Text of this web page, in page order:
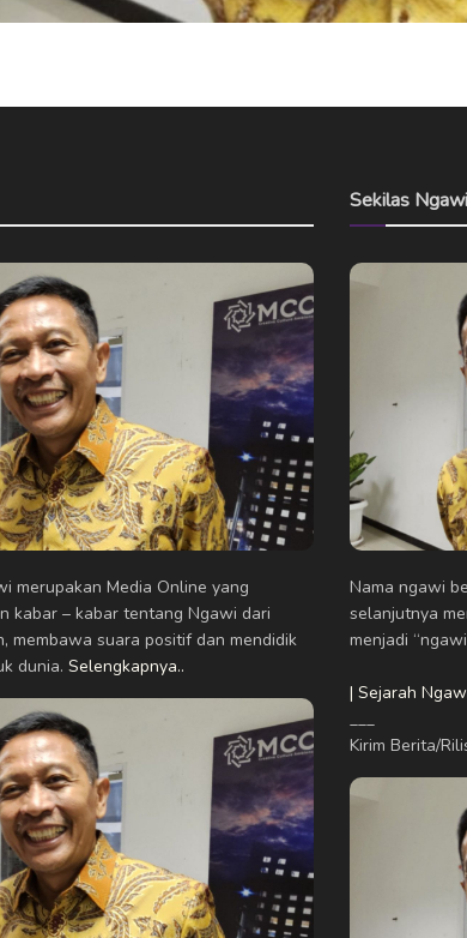
merupakan Media Online yang
kabar – kabar tentang Ngawi dari
membawa suara positif dan mendidik
dunia. Selengkapnya..
Sekilas Ngawi
Nama ngawi
selanjutnya
menjadi
| Sejarah
___
Kirim Berita/